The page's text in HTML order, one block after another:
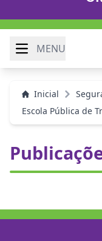
MENU
Inicial
Escola Pública de